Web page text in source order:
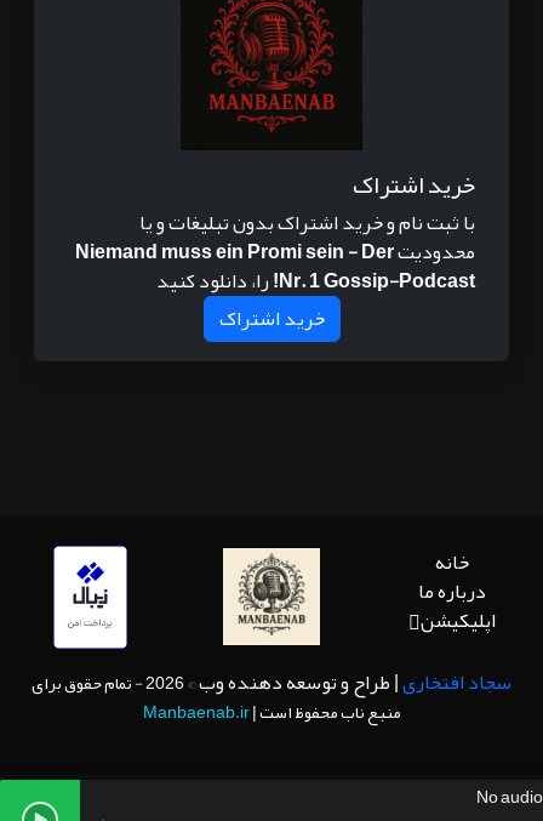
No audio
خرید اشتراک
با ثبت نام و خرید اشتراک بدون تبلیغات و یا
محدودیتNiemand muss ein Promi sein - Der
Nr. 1 Gossip-Podcast! را، دانلود کنید
خرید اشتراک
خانه
درباره ما
اپلیکیشن
سجاد افتخاری| طراح و توسعه دهنده وب
© 2026 - تمام حقوق برای
منبع ناب محفوظ است |Manbaenab.ir